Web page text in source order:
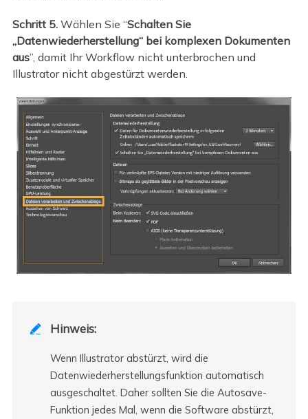
Schritt 5.Wählen Sie “Schalten Sie
„Datenwiederherstellung“ bei komplexen Dokumenten
aus”, damit Ihr Workflow nicht unterbrochen und
Illustrator nicht abgestürzt werden.
 Hinweis:
Wenn Illustrator abstürzt, wird die
Datenwiederherstellungsfunktion automatisch
ausgeschaltet. Daher sollten Sie die Autosave-
Funktion jedes Mal, wenn die Software abstürzt,